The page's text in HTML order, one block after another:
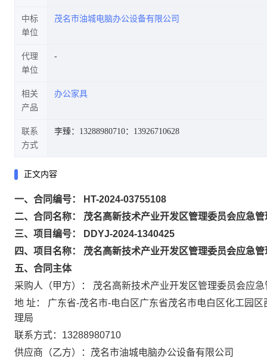
中标
单位
茂名市油城电脑办公设备有限公司
代理
单位
相关
产品
办公家具
联系
方式
李臻：13288980710：13926710628
正文内容
一、合同编号： HT-2024-03755108
二、合同名称： 茂名高新技术产业开发区管理委员会应急
三、项目编号： DDYJ-2024-1340425
四、项目名称： 茂名高新技术产业开发区管理委员会应急
五、合同主体
采购人（甲方）： 茂名高新技术产业开发区管理委员会应急
地 址： 广东省-茂名市-电白区广东省茂名市电白区化工园
理局
联系方式：13288980710
供应商（乙方）：茂名市油城电脑办公设备有限公司